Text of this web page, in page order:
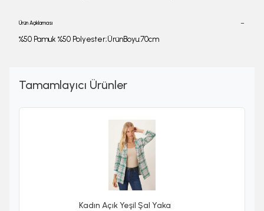
Ürün Açıklaması
%50 Pamuk %50 Polyester;ÜrünBoyu:70cm
Tamamlayıcı Ürünler
Kadın Açık Yeşil Şal Yaka